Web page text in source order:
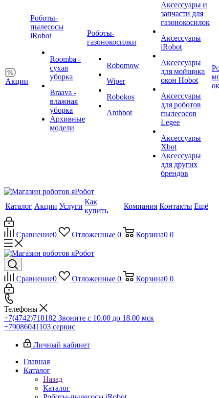
Акции
Роботы-
пылесосы
iRobot
Roomba -
сухая
уборка
Braava -
влажная
уборка
Архивные
модели
Роботы-
газонокосилки
Robomow
Wiper
Robokos
Anthbot
Аксессуары и
запчасти для
газонокосилок
Аксессуары
iRobot
Аксессуары
для мойщика
окон Hobot
Аксессуары
для роботов
пылесосов
Legee
Аксессуары
Xbot
Аксессуары
для других
брендов
Каталог Акции Услуги
Как
купить
Компания Контакты Ещё
Сравнение0 Отложенные 0 Корзина0 0
Сравнение0 Отложенные 0 Корзина0 0
Телефоны
+7(4742)710182 Звоните с 10.00 до 18.00 мск
+79086041103 сервис
Личный кабинет
Главная
Каталог
Назад
Каталог